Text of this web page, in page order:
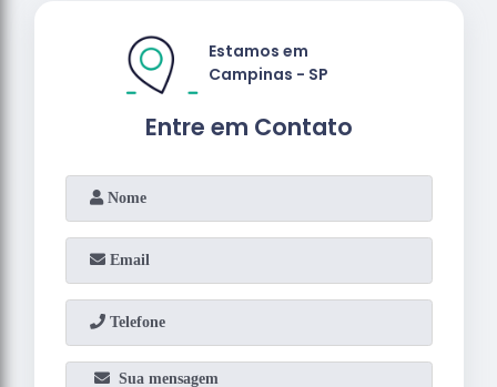
Entre em Contato
Estamos em
Campinas - SP